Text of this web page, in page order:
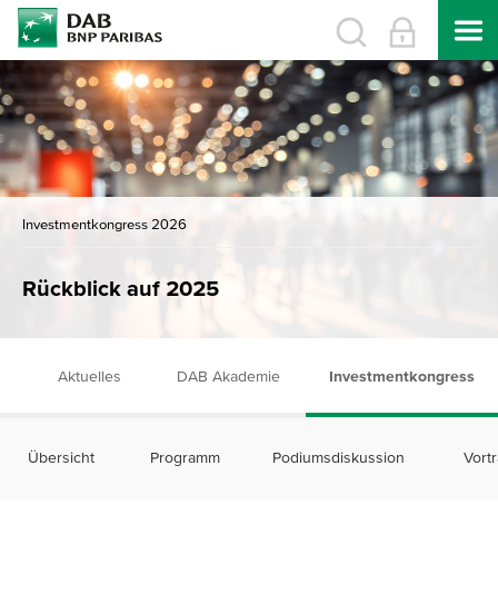
Investmentkongress 2026
Rückblick auf 2025
Aktuelles DAB Akademie Investmentkongress
Übersicht Programm Podiumsdiskussion